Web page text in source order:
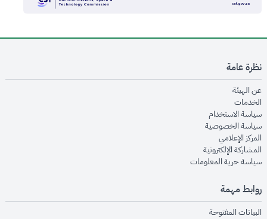
نظرة عامة
عن الهيئةopens in new window
الخدماتopens in new window
سياسة الاستخدام
سياسة الخصوصيةopens in new window
المركز الإعلاميopens in new window
المشاركة الإلكترونيةopens in new window
سياسة حرية المعلوماتopens in new window
روابط مهمة
البيانات المفتوحةopens in new window